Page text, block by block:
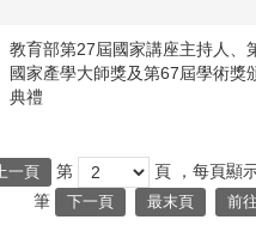
教育部第27屆國家講座主持人、
國家產學大師獎及第67屆學術獎
典禮
一頁 第 頁 ，每頁顯
筆
下一頁 最末頁 前往